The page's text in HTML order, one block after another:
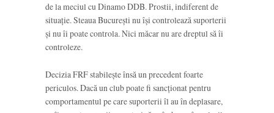
de la meciul cu Dinamo DDB. Prostii, indiferent de
situație. Steaua București nu își controlează suporterii
și nu îi poate controla. Nici măcar nu are dreptul să îi
controleze.
Decizia FRF stabilește însă un precedent foarte
periculos. Dacă un club poate fi sancționat pentru
comportamentul pe care suporterii îl au în deplasare,